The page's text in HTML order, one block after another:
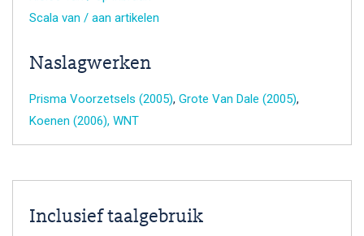
Scala van / aan artikelen
Naslagwerken
Prisma Voorzetsels (2005), Grote Van Dale (2005),
Koenen (2006), WNT
Inclusief taalgebruik